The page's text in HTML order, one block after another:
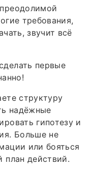
требования,
звучит всё
первые
структуру
надёжные
гипотезу и
Больше не
или бояться
действий.